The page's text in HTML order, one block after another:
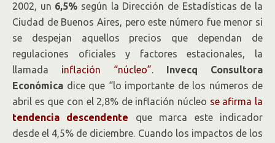
2002, un 6,5% según la Dirección de Estadísticas de la
Ciudad de Buenos Aires, pero este número fue menor si
se despejan aquellos precios que dependan de
regulaciones oficiales y factores estacionales, la
llamada inflación “núcleo”. Invecq Consultora
Económica dice que “lo importante de los números de
abril es que con el 2,8% de inflación núcleo se afirma la
tendencia descendente que marca este indicador
desde el 4,5% de diciembre. Cuando los impactos de los